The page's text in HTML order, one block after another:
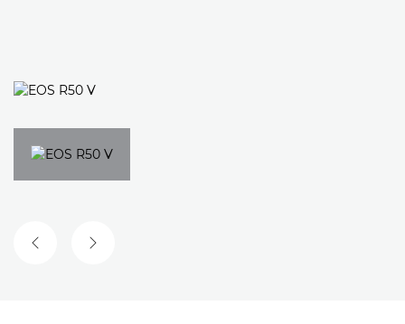
ПРЕДЫДУЩИЙ СЛАЙД
СЛЕДУЮЩИЙ СЛАЙД